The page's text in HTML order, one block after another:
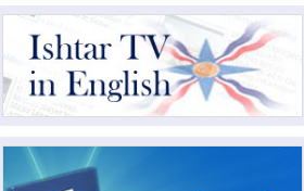
2026-08-06ائتلاف ادارة الدولة: من
يقومون بسلوك يهدد امن البلاد خارجون عن
القانون يجب محاربتهم
2026-08-06بعد هجومين قرب باب المندب..
الأحمر